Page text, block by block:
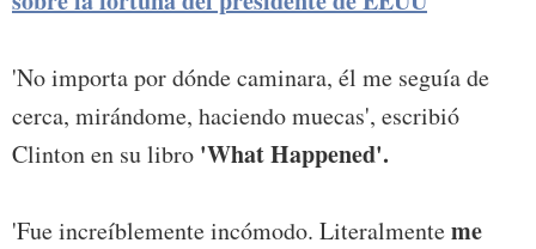
'No importa por dónde caminara, él me seguía de
cerca, mirándome, haciendo muecas', escribió
Clinton en su libro 'What Happened'.
'Fue increíblemente incómodo. Literalmenteme